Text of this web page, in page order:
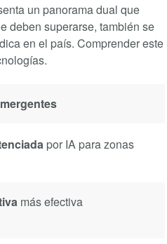
un panorama dual que
deben superarse, también se
en el país. Comprender este
por IA para zonas
más efectiva